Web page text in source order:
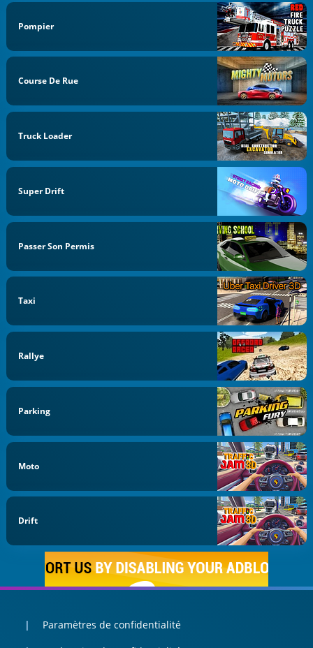
Pompier
Course De Rue
Truck Loader
Super Drift
Passer Son Permis
Taxi
Rallye
Parking
Moto
Drift
Paramètres de confidentialité